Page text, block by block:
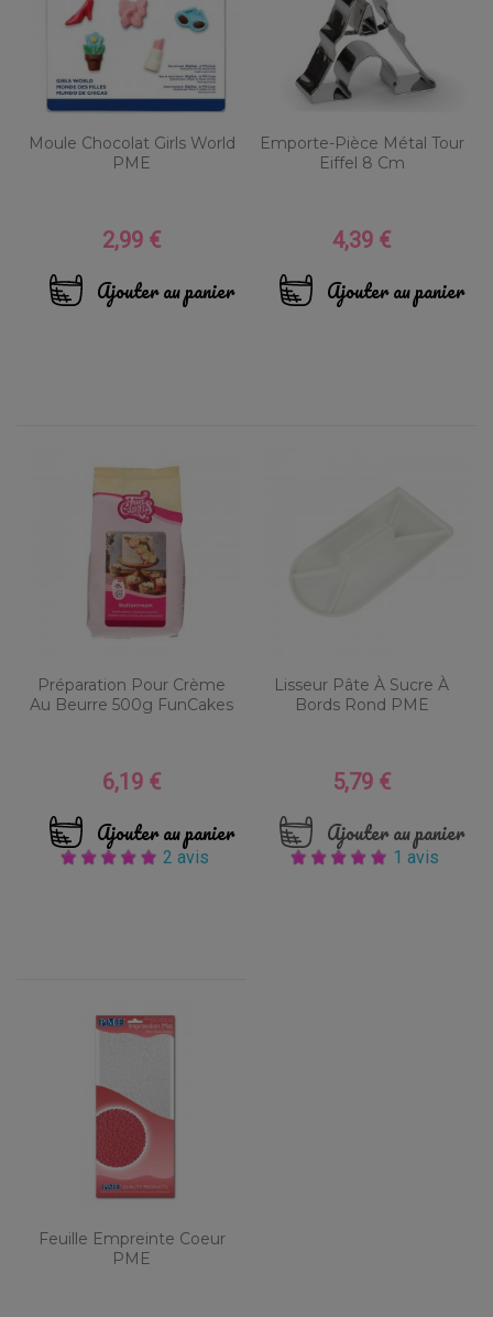
Moule Chocolat Girls World
PME
Prix
2,99 €
Ajouter au panier
Emporte-Pièce Métal Tour
Eiffel 8 Cm
Prix
4,39 €
Ajouter au panier
Préparation Pour Crème
Au Beurre 500g FunCakes
Prix
6,19 €
Ajouter au panier
2 avis
Lisseur Pâte À Sucre À
Bords Rond PME
Prix
5,79 €
Ajouter au panier
1 avis
Feuille Empreinte Coeur
PME